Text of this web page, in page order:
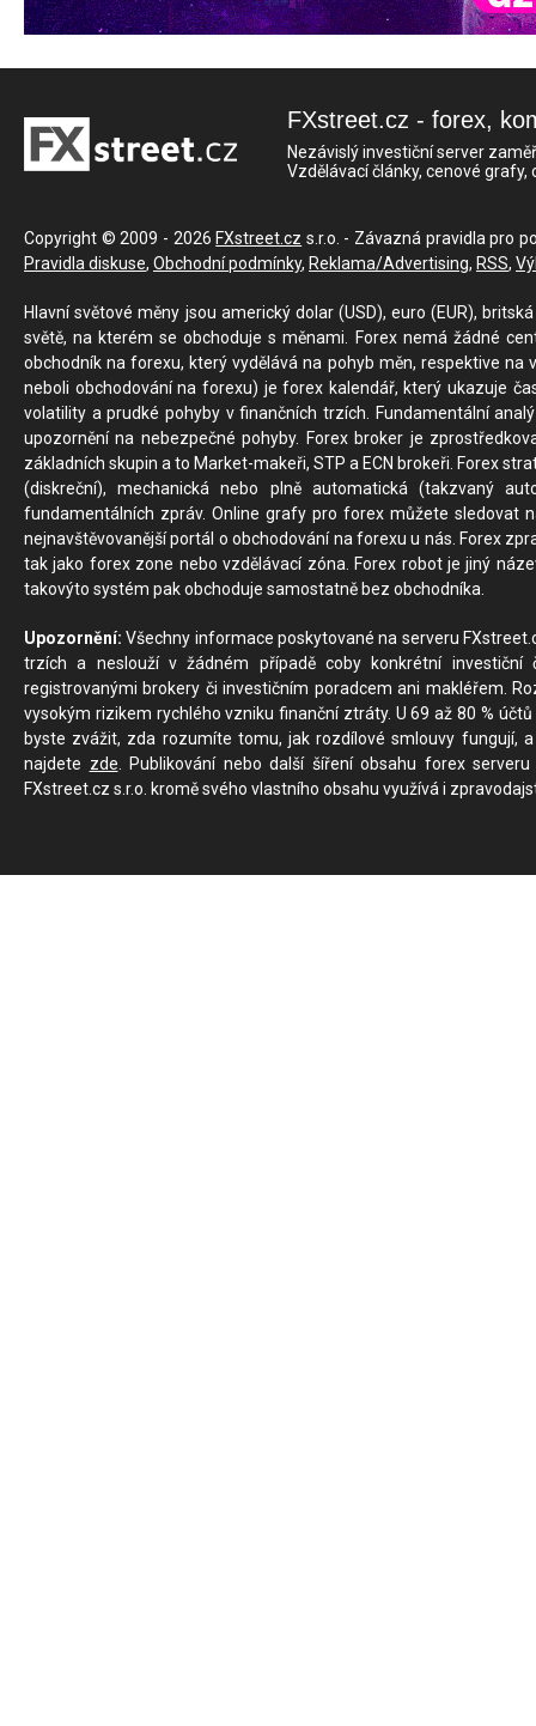
FXstreet.cz - forex,
Nezávislý investiční server
Vzdělávací články, cenové
Copyright © 2009 - 2026 FXstreet.cz s.r.o. - Závazná pravidla pro
Pravidla diskuse, Obchodní podmínky, Reklama/Advertising, RSS,
Hlavní světové měny jsou americký dolar (USD), euro (EUR),
světě, na kterém se obchoduje s měnami. Forex nemá žádné
obchodník na forexu, který vydělává na pohyb měn, respektive
neboli obchodování na forexu) je forex kalendář, který ukazuje
volatility a prudké pohyby v finančních trzích. Fundamentální
upozornění na nebezpečné pohyby. Forex broker je
základních skupin a to Market-makeři, STP a ECN brokeři. Forex
(diskreční), mechanická nebo plně automatická (takzvaný
fundamentálních zpráv. Online grafy pro forex můžete sledovat
nejnavštěvovanější portál o obchodování na forexu u nás. Forex
tak jako forex zone nebo vzdělávací zóna. Forex robot je jiný
takovýto systém pak obchoduje samostatně bez obchodníka.
Upozornění: Všechny informace poskytované na serveru
trzích a neslouží v žádném případě coby konkrétní investiční
registrovanými brokery či investičním poradcem ani makléřem.
vysokým rizikem rychlého vzniku finanční ztráty. U 69 až 80 %
byste zvážit, zda rozumíte tomu, jak rozdílové smlouvy fungují,
najdete zde. Publikování nebo další šíření obsahu forex
FXstreet.cz s.r.o. kromě svého vlastního obsahu využívá i